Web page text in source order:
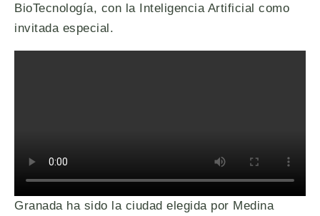
BioTecnología, con la Inteligencia Artificial como
invitada especial.
Granada ha sido la ciudad elegida por Medina